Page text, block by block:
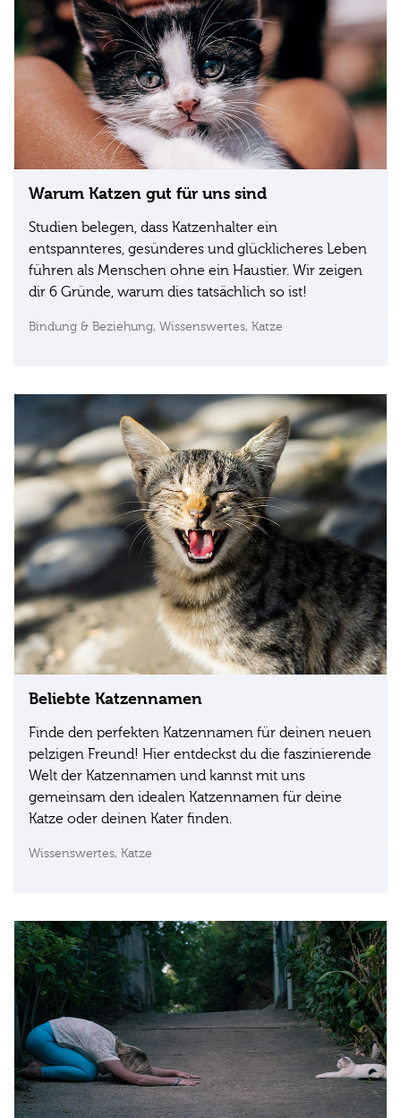
Warum Katzen gut für uns sind
Studien belegen, dass Katzenhalter ein
entspannteres, gesünderes und glücklicheres Leben
führen als Menschen ohne ein Haustier. Wir zeigen
dir 6 Gründe, warum dies tatsächlich so ist!
Bindung & Beziehung, Wissenswertes, Katze
Beliebte Katzennamen
Finde den perfekten Katzennamen für deinen neuen
pelzigen Freund! Hier entdeckst du die faszinierende
Welt der Katzennamen und kannst mit uns
gemeinsam den idealen Katzennamen für deine
Katze oder deinen Kater finden.
Wissenswertes, Katze